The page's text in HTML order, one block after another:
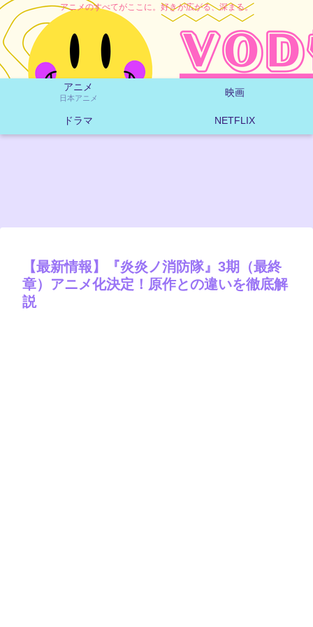
アニメのすべてがここに。好きが広がる、深まる。
アニメ
日本アニメ 映画
ドラマ NETFLIX
【最新情報】『炎炎ノ消防隊』3期（最終
章）アニメ化決定！原作との違いを徹底解
説